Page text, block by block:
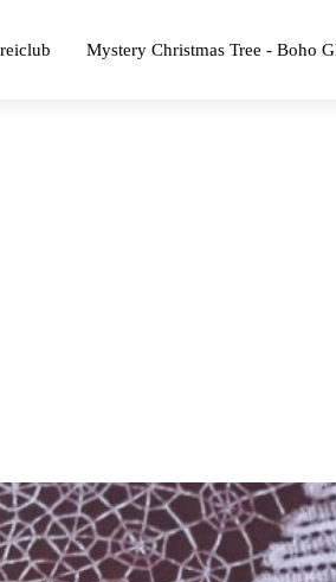
Mystery Christmas Tree - Boho